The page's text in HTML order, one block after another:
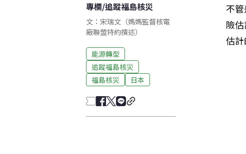
專欄/追蹤福島核災
文：宋瑞文（媽媽監督核電
廠聯盟特約撰述）
能源轉型
追蹤福島核災
福島核災
日本
不
險
估